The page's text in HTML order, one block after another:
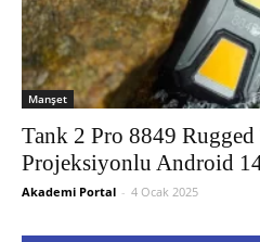
Manşet
Tank 2 Pro 8849
Projeksiyonlu Android
Akademi Portal - 4 Ocak 2025